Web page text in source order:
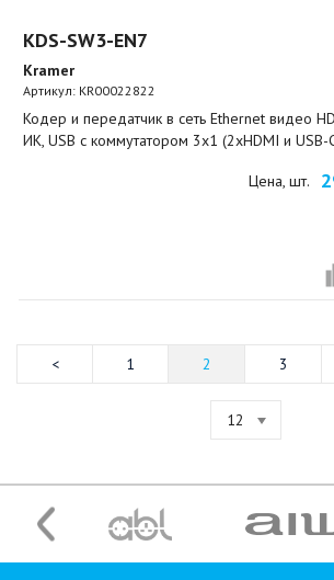
KDS-SW3-EN7
Kramer
Артикул: KR00022822
Кодер и передатчик в сеть Ethernet видео
ИК, USB с коммутатором 3х1 (2хHDMI и USB-
Цена, шт.
1 2 3
12